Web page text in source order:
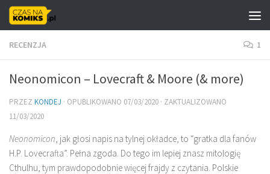
Skip to content
RECENZJA 1
Neonomicon – Lovecraft & Moore (& more)
PRZEZ KONDEJ · OPUBLIKOWANO 07/03/2020 · ZAKTUALIZOWANO
11/03/2020
Neonomicon, jak głosi napis na tylnej okładce, to “gratka dla fanów
H.P. Lovecrafta”. Pełna zgoda. Do tego im lepiej znasz mitologię
Cthulhu, tym prawdopodobnie więcej frajdy z czytania. Polskie